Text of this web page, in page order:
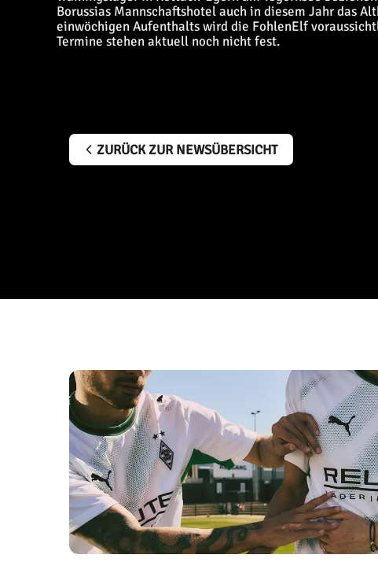
Borussias Mannschaftshotel auch in diesem Jahr das
einwöchigen Aufenthalts wird die FohlenElf
Termine stehen aktuell noch nicht fest.
ZURÜCK ZUR NEWSÜBERSICHT